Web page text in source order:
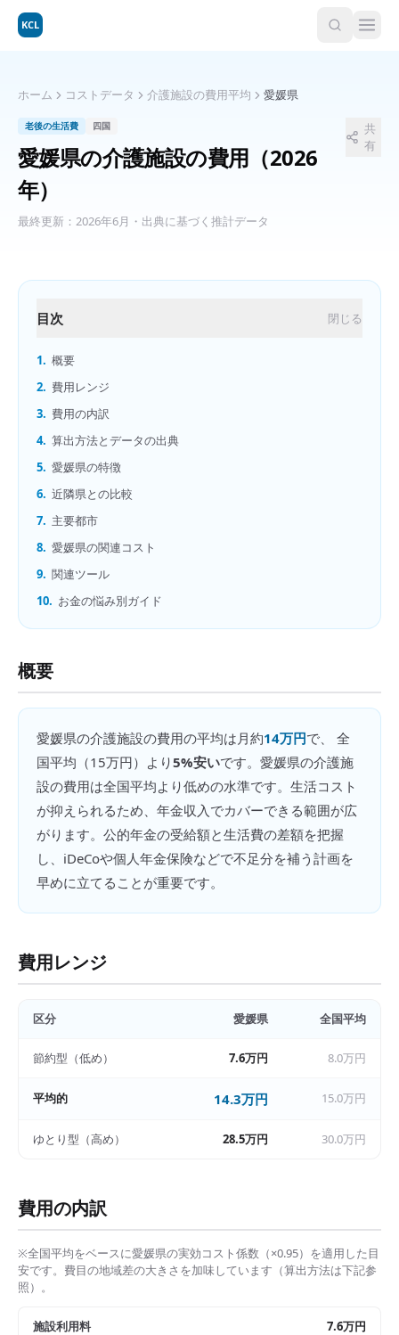
KCL
ホーム コストデータ 介護施設の費用平均 愛媛県
老後の生活費 四国
愛媛県の介護施設の費用 （2026
年）
最終更新： 2026年6月 ・出典に基づく推計データ
共
有
目次 閉じる
1. 概要
2. 費用レンジ
3. 費用の内訳
4. 算出方法とデータの出典
5. 愛媛県の特徴
6. 近隣県との比較
7. 主要都市
8. 愛媛県の関連コスト
9. 関連ツール
10. お金の悩み別ガイド
概要
愛媛県の介護施設の費用の平均は月約14万円で、 全
国平均（15万円）より5%安いです。 愛媛県の介護施
設の費用は全国平均より低めの水準です。生活コスト
が抑えられるため、年金収入でカバーできる範囲が広
がります。公的年金の受給額と生活費の差額を把握
し、iDeCoや個人年金保険などで不足分を補う計画を
早めに立てることが重要です。
費用レンジ
区分 愛媛県 全国平均
節約型（低め） 7.6万円 8.0万円
平均的 14.3万円 15.0万円
ゆとり型（高め） 28.5万円 30.0万円
費用の内訳
※全国平均をベースに愛媛県の実効コスト係数（×0.95）を適用した目
安です。費目の地域差の大きさを加味しています（算出方法は下記参
照）。
施設利用料 7.6万円